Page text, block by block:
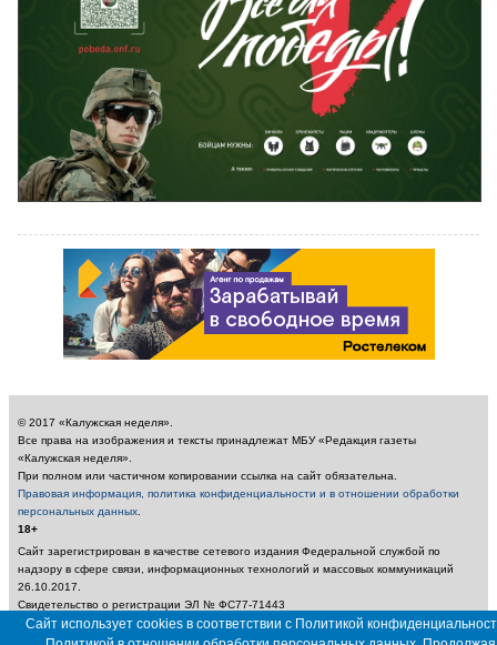
© 2017 «Калужская неделя».
Все права на изображения и тексты принадлежат МБУ «Редакция газеты
«Калужская неделя».
При полном или частичном копировании ссылка на сайт обязательна.
Правовая информация, политика конфиденциальности и в отношении обработки
персональных данных
18+
Сайт зарегистрирован в качестве сетевого издания Федеральной службой по
надзору в сфере связи, информационных технологий и массовых коммуникаций
26.10.2017.
Свидетельство о регистрации ЭЛ № ФС77-71443
Учредитель: Муниципальное бюджетное учреждение «Редакция газеты «Калужская
неделя»
Сайт использует cookies в соответствии с Политикой